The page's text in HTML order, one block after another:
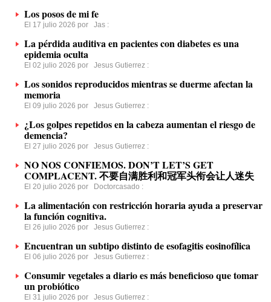
Los posos de mi fe
El 17 julio 2026 por Jas :
La pérdida auditiva en pacientes con diabetes es una
epidemia oculta
El 02 julio 2026 por Jesus Gutierrez :
Los sonidos reproducidos mientras se duerme afectan la
memoria
El 09 julio 2026 por Jesus Gutierrez :
¿Los golpes repetidos en la cabeza aumentan el riesgo de
demencia?
El 27 julio 2026 por Jesus Gutierrez :
NO NOS CONFIEMOS. DON’T LET’S GET
COMPLACENT. 不要自满胜利和冠军头衔会让人迷失
El 20 julio 2026 por Doctorcasado :
La alimentación con restricción horaria ayuda a preservar
la función cognitiva.
El 26 julio 2026 por Jesus Gutierrez :
Encuentran un subtipo distinto de esofagitis eosinofílica
El 06 julio 2026 por Jesus Gutierrez :
Consumir vegetales a diario es más beneficioso que tomar
un probiótico
El 31 julio 2026 por Jesus Gutierrez :